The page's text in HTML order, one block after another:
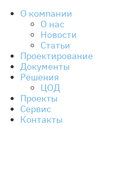
О компании
О нас
Новости
Статьи
Проектирование
Документы
Решения
ЦОД
Проекты
Сервис
Контакты